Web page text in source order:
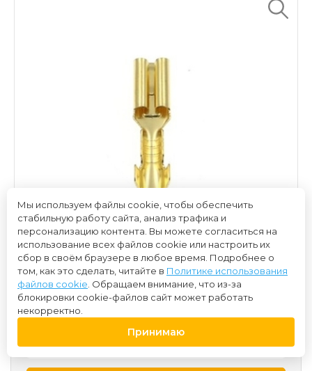
15 ₽
- +
Мы используем файлы cookie, чтобы обеспечить
стабильную работу сайта, анализ трафика и
персонализацию контента. Вы можете согласиться на
использование всех файлов cookie или настроить их
сбор в своём браузере в любое время. Подробнее о
том, как это сделать, читайте в Политике использования
файлов cookie . Обращаем внимание, что из-за
блокировки cookie-файлов сайт может работать
некорректно.
Принимаю